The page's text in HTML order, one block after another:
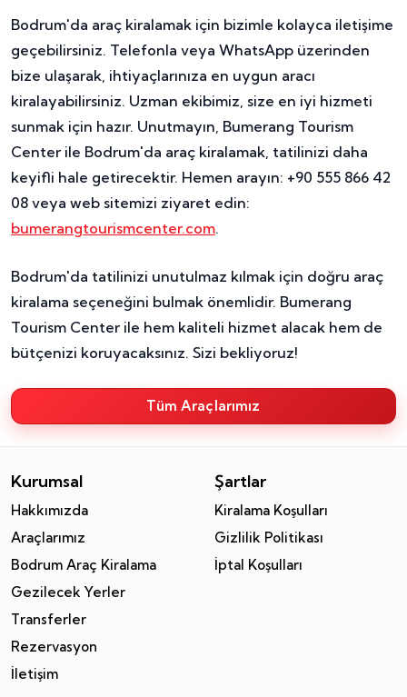
Bodrum'da araç kiralamak için bizimle kolayca iletişime
geçebilirsiniz. Telefonla veya WhatsApp üzerinden
bize ulaşarak, ihtiyaçlarınıza en uygun aracı
kiralayabilirsiniz. Uzman ekibimiz, size en iyi hizmeti
sunmak için hazır. Unutmayın, Bumerang Tourism
Center ile Bodrum'da araç kiralamak, tatilinizi daha
keyifli hale getirecektir. Hemen arayın: +90 555 866 42
08 veya web sitemizi ziyaret edin:
bumerangtourismcenter.com.
Bodrum'da tatilinizi unutulmaz kılmak için doğru araç
kiralama seçeneğini bulmak önemlidir. Bumerang
Tourism Center ile hem kaliteli hizmet alacak hem de
bütçenizi koruyacaksınız. Sizi bekliyoruz!
Tüm Araçlarımız
Kurumsal
Hakkımızda
Araçlarımız
Bodrum Araç Kiralama
Gezilecek Yerler
Transferler
Rezervasyon
İletişim
Şartlar
Kiralama Koşulları
Gizlilik Politikası
İptal Koşulları